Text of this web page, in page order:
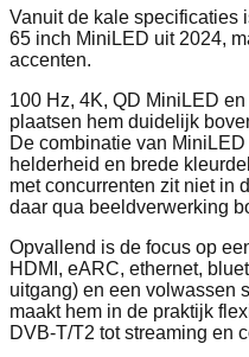
Vanuit de kale specificaties
65 inch MiniLED uit 2024,
accenten.
100 Hz, 4K, QD MiniLED
plaatsen hem duidelijk
De combinatie van
helderheid en brede
met concurrenten zit niet in
daar qua beeldverwerking
Opvallend is de focus op
HDMI, eARC, ethernet,
uitgang) en een volwassen
maakt hem in de praktijk
DVB-T/T2 tot streaming en